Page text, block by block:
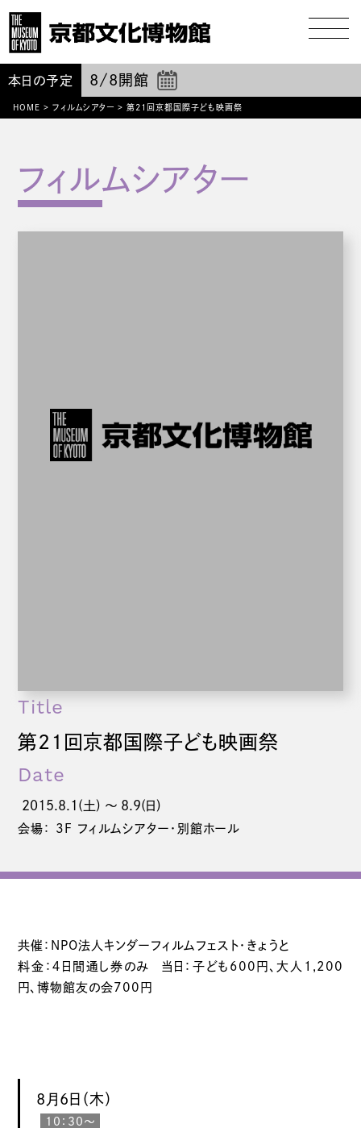
本日の予定 8/8 開館
HOME > フィルムシアター > 第21回京都国際子ども映画祭
Title
第21回京都国際子ども映画祭
Date
2015.8.1(土) 〜 8.9(日)
会場： 3F フィルムシアター・別館ホール
共催：NPO法人キンダーフィルムフェスト・きょうと
料金：４日間通し券のみ 当日：子ども600円、大人1,200
円、博物館友の会700円
8月6日（木）
10：30～